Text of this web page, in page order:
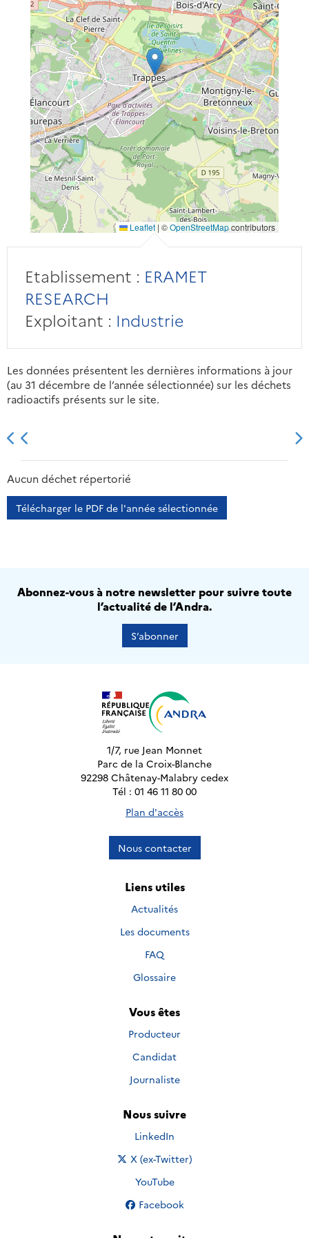
Leaflet | ©OpenStreetMapcontributors
Etablissement : ERAMET
RESEARCH
Exploitant : Industrie
Les données présentent les dernières informations à jour
(au 31 décembre de l’année sélectionnée) sur les déchets
radioactifs présents sur le site.
2013 2014
Aucun déchet répertorié
Télécharger le PDF de l'année sélectionnée
Abonnez-vous à notre newsletter pour suivre toute
l’actualité de l’Andra.
S’abonner
1/7, rue Jean Monnet
Parc de la Croix-Blanche
92298 Châtenay-Malabry cedex
Tél : 01 46 11 80 00
Plan d'accès
Nous contacter
Liens utiles
Actualités
Les documents
FAQ
Glossaire
Vous êtes
Producteur
Candidat
Journaliste
Nous suivre
Nous suivre sur
LinkedIn
Nous suivre sur
X (ex-Twitter)
Nous suivre sur
YouTube
Nous suivre sur
Facebook